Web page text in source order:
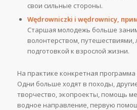
свои сильные стороны.
Wędrowniczki i wędrownicy,
Старшая молодежь больше
волонтерством, путешествиями,
подготовкой к взрослой жизни.
На практике конкретная
Одни больше ходят в походы,
творчество, экопроекты, помощь
водное направление, первую